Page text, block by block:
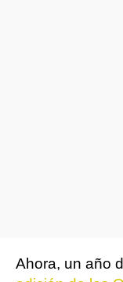
Ahora, un año